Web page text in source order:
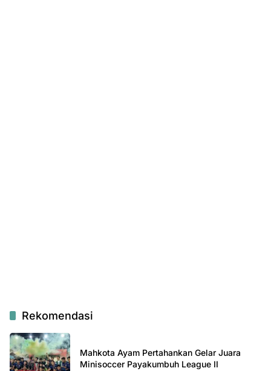
Rekomendasi
Mahkota Ayam Pertahankan Gelar Juara
Minisoccer Payakumbuh League II